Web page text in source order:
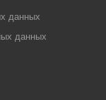
данных
данных